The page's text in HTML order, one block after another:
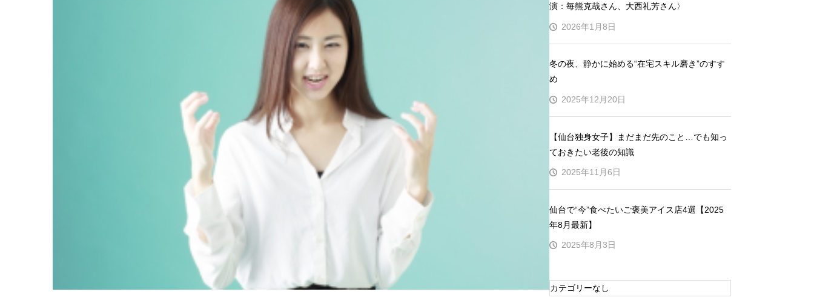
演：毎熊克哉さん、大西礼芳さん〉
2026年1月8日
冬の夜、静かに始める“在宅スキル磨き”のすす
め
2025年12月20日
【仙台独身女子】まだまだ先のこと…でも知っ
ておきたい老後の知識
2025年11月6日
仙台で“今”食べたいご褒美アイス店4選【2025
年8月最新】
2025年8月3日
カテゴリーなし